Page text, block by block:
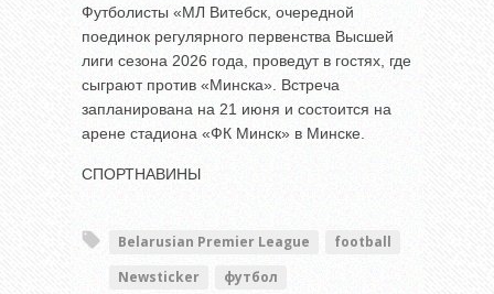
Футболисты «МЛ Витебск, очередной
поединок регулярного первенства Высшей
лиги сезона 2026 года, проведут в гостях, где
сыграют против «Минска». Встреча
запланирована на 21 июня и состоится на
арене стадиона «ФК Минск» в Минске.
СПОРТНАВИНЫ
Belarusian Premier League
football
Newsticker
футбол